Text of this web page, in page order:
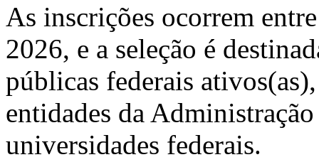
As inscrições ocorrem
2026, e a seleção é
públicas federais
entidades da
universidades federais.